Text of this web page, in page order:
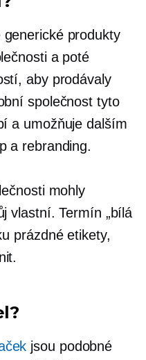
produkty
a poté
aby prodávaly
společnost tyto
a umožňuje dalším
a rebranding.
mohly
vlastní. Termín „bílá
prázdné etikety,
jsou podobné